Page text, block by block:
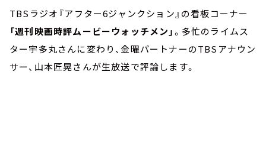
イベント・グッズ
YouTube
会社情報
TBSラジオ『アフター6ジャンクション』の看板コーナー
「週刊映画時評ムービーウォッチメン」。多忙のライムス
ター宇多丸さんに変わり、金曜パートナーのTBSアナウン
サー、山本匠晃さんが生放送で評論します。